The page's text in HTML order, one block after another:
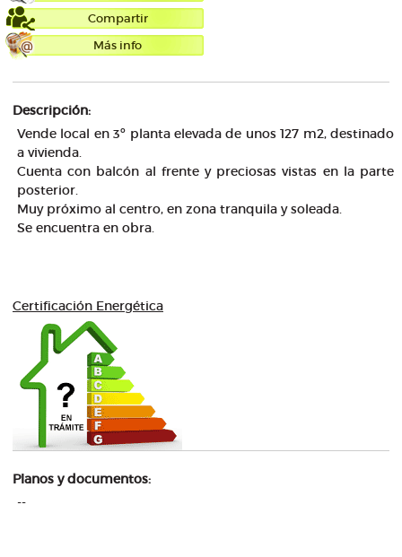
Compartir
Más info
Descripción:
Vende local en 3º planta elevada de unos 127 m2, destinado
a vivienda.
Cuenta con balcón al frente y preciosas vistas en la parte
posterior.
Muy próximo al centro, en zona tranquila y soleada.
Se encuentra en obra.
Certificación Energética
Planos y documentos:
--